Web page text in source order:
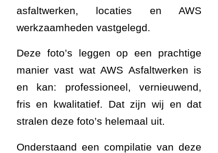
asfaltwerken, locaties en AWS
werkzaamheden vastgelegd.
Deze foto’s leggen op een prachtige
manier vast wat AWS Asfaltwerken is
en kan: professioneel, vernieuwend,
fris en kwalitatief. Dat zijn wij en dat
stralen deze foto’s helemaal uit.
Onderstaand een compilatie van deze